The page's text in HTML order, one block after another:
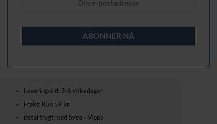
Leveringstid: 3-6 virkedager
Frakt: Kun 59 kr
Betal trygt med Svea - Vipps